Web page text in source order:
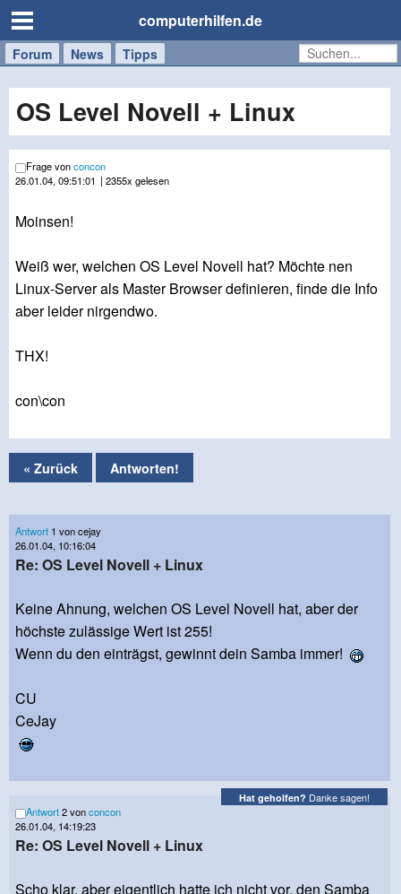
computerhilfen.de
Forum News Tipps
Handy
Tablet
Windows
Mac
OS Level Novell + Linux
Frage vonconcon
26.01.04, 09:51:01 | 2355x gelesen
Moinsen!
Weiß wer, welchen OS Level Novell hat? Möchte nen
Linux-Server als Master Browser definieren, finde die Info
aber leider nirgendwo.
THX!
con\con
« Zurück Antworten!
Antwort 1 von cejay
26.01.04, 10:16:04
Re: OS Level Novell + Linux
Keine Ahnung, welchen OS Level Novell hat, aber der
höchste zulässige Wert ist 255!
Wenn du den einträgst, gewinnt dein Samba immer!
CU
CeJay
Hat geholfen? Danke sagen!
Antwort2 vonconcon
26.01.04, 14:19:23
Re: OS Level Novell + Linux
Scho klar, aber eigentlich hatte ich nicht vor, den Samba